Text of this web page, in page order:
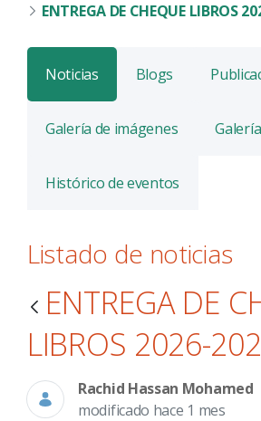
Noticias Blogs
Galería de imágenes
Histórico de eventos
Listado de noticias
ENTREGA DE
LIBROS 2026-
Rachid Hassan Mohamed
modificado hace 1 mes